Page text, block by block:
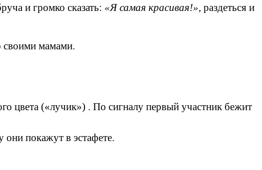
и громко сказать: «Я самая красивая!», раздеться и
своими мамами.
цвета («лучик») . По сигналу первый участник бежит
покажут в эстафете.